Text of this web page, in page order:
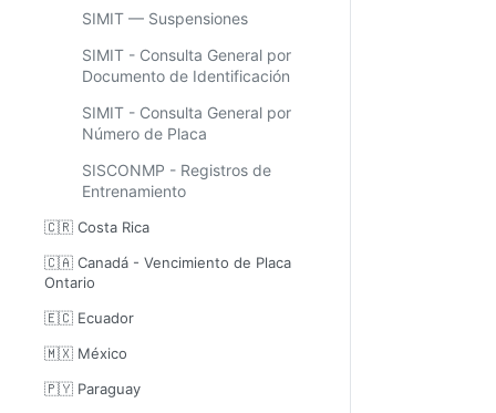
SIMIT — Suspensiones
SIMIT - Consulta General por
Documento de Identificación
SIMIT - Consulta General por
Número de Placa
SISCONMP - Registros de
Entrenamiento
🇨🇷 Costa Rica
🇨🇦 Canadá - Vencimiento de Placa
Ontario
🇪🇨 Ecuador
🇲🇽 México
🇵🇾 Paraguay